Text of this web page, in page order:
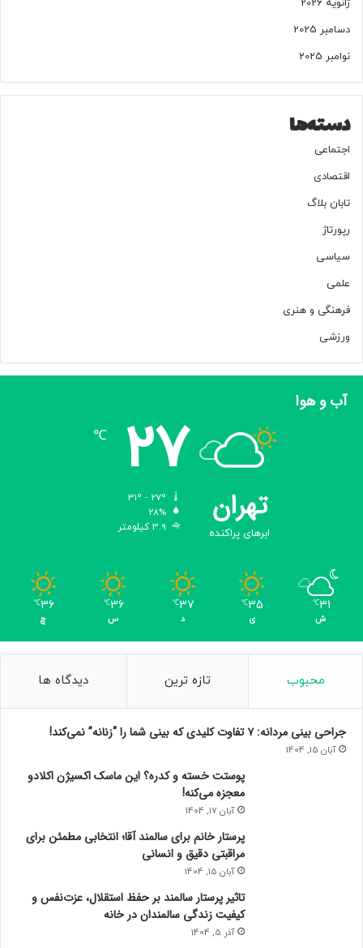
منبع: اینترتیمنت ویکلی
منبع
ژانویه 2026
دسامبر 2025
نوامبر 2025
دسته‌ها
اجتماعی
اقتصادی
تابان بلاگ
رپورتاژ
سیاسی
علمی
فرهنگی و هنری
ورزشی
آب و هوا
تهران
ابرهای پراکنده
27
℃
28%
3.9 کیلومتر
31
℃
ش
35
℃
ی
37
℃
د
36
℃
س
36
℃
چ
محبوب تازه ترین دیدگاه ها
جراحی بینی مردانه: ۷ تفاوت کلیدی که بینی شما را “زنانه” نمی‌کند!
آبان 15, 1404
پوستت خسته و کدره؟ این ماسک اکسیژن اکلادو
معجزه می‌کنه!
آبان 17, 1404
پرستار خانم برای سالمند آقا؛ انتخابی مطمئن برای
مراقبتی دقیق و انسانی
آبان 15, 1404
تاثیر پرستار سالمند بر حفظ استقلال، عزت‌نفس و
کیفیت زندگی سالمندان در خانه
آذر 5, 1404